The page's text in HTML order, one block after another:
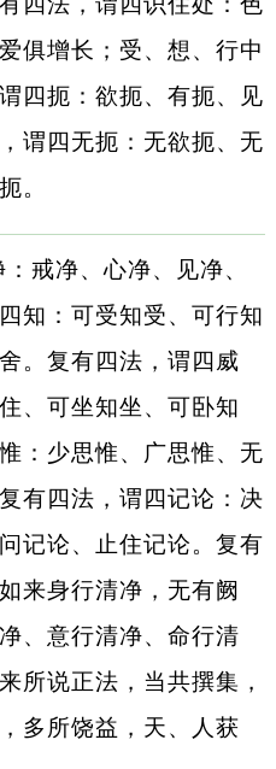
俱增长；受、想、行中
四扼：欲扼、有扼、见
谓四无扼：无欲扼、无
。
戒净、心净、见净、
知：可受知受、可行知
。复有四法，谓四威
、可坐知坐、可卧知
：少思惟、广思惟、无
有四法，谓四记论：决
记论、止住记论。复有
来身行清净，无有阙
、意行清净、命行清
所说正法，当共撰集，
多所饶益，天、人获